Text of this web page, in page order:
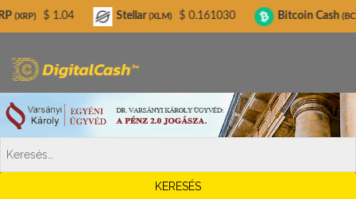
Stellar (XLM) $ 0.161030 Bitcoin Cash(BCH) $ 215.64
Digitalcash.hu